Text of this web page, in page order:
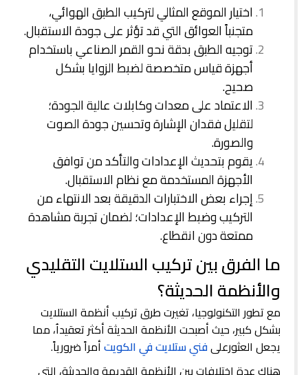
اختيار الموقع المثالي لتركيب الطبق الهوائي،
متجنباً العوائق التي قد تؤثر على جودة الاستقبال.
توجيه الطبق بدقة نحو القمر الصناعي باستخدام
أجهزة قياس متخصصة لضبط الزوايا بشكل
صحيح.
الاعتماد على معدات وكابلات عالية الجودة؛
لتقليل فقدان الإشارة وتحسين جودة الصوت
والصورة.
يقوم بتحديث الإعدادات والتأكد من توافق
الأجهزة المستخدمة مع نظام الاستقبال.
إجراء بعض الاختبارات الدقيقة بعد الانتهاء من
التركيب وضبط الإعدادات؛ لضمان تجربة مشاهدة
ممتعة دون انقطاع.
ما الفرق بين تركيب الستلايت التقليدي
والأنظمة الحديثة؟
مع تطور التكنولوجيا، تغيرت طرق تركيب أنظمة الستلايت
بشكل كبير، حيث أصبحت الأنظمة الحديثة أكثر تعقيداُ، مما
يجعل العثورعلىفني ستلايت في الكويتأمراً ضرورياً.
هناك عدة اختلافات بين الأنظمة القديمة والحديثة، التي